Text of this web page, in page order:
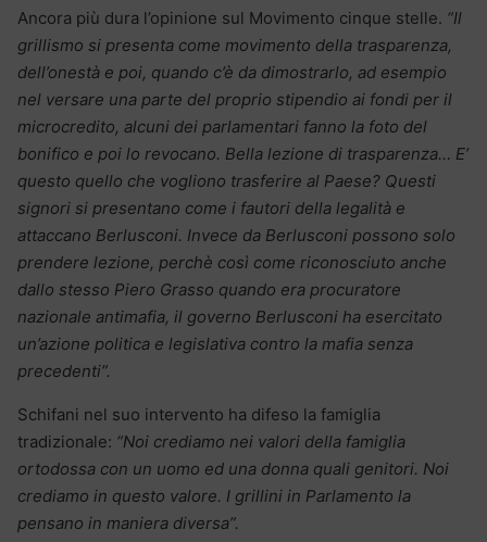
Ancora più dura l’opinione sul Movimento cinque stelle. “Il
grillismo si presenta come movimento della trasparenza,
dell’onestà e poi, quando c’è da dimostrarlo, ad esempio
nel versare una parte del proprio stipendio ai fondi per il
microcredito, alcuni dei parlamentari fanno la foto del
bonifico e poi lo revocano. Bella lezione di trasparenza… E’
questo quello che vogliono trasferire al Paese? Questi
signori si presentano come i fautori della legalità e
attaccano Berlusconi. Invece da Berlusconi possono solo
prendere lezione, perchè così come riconosciuto anche
dallo stesso Piero Grasso quando era procuratore
nazionale antimafia, il governo Berlusconi ha esercitato
un’azione politica e legislativa contro la mafia senza
precedenti”.
Schifani nel suo intervento ha difeso la famiglia
tradizionale: “Noi crediamo nei valori della famiglia
ortodossa con un uomo ed una donna quali genitori. Noi
crediamo in questo valore. I grillini in Parlamento la
pensano in maniera diversa”.